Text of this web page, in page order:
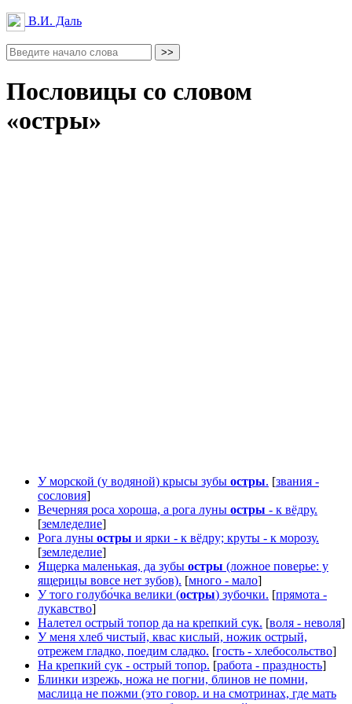
В.И. Даль
Пословицы со словом
«остры»
У морской (у водяной) крысы зубы остры. [звания -
сословия]
Вечерняя роса хороша, а рога луны остры - к вёдру.
[земледелие]
Рога луны остры и ярки - к вёдру; круты - к морозу.
[земледелие]
Ящерка маленькая, да зубы остры (ложное поверье: у
ящерицы вовсе нет зубов). [много - мало]
У того голубо́чка велики (остры) зубочки. [прямота -
лукавство]
Налетел острый топор да на крепкий сук. [воля - неволя]
У меня хлеб чистый, квас кислый, ножик острый,
отрежем гладко, поедим сладко. [гость - хлебосольство]
На крепкий сук - острый топор. [работа - праздность]
Блинки изрежь, ножа не погни, блинов не помни,
маслица не пожми (это говор. и на смотринах, где мать